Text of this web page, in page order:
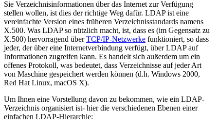
Sie Verzeichnisinformationen über das Internet zur Verfügung
stellen wollen, ist dies der richtige Weg dafür. LDAP ist eine
vereinfachte Version eines früheren Verzeichnisstandards namens
X.500. Was LDAP so nützlich macht, ist, dass es (im Gegensatz zu
X.500) hervorragend überTCP/IP-Netzwerke funktioniert, so dass
jeder, der über eine Internetverbindung verfügt, über LDAP auf
Informationen zugreifen kann. Es handelt sich außerdem um ein
offenes Protokoll, was bedeutet, dass Verzeichnisse auf jeder Art
von Maschine gespeichert werden können (d.h. Windows 2000,
Red Hat Linux, macOS X).
Um Ihnen eine Vorstellung davon zu bekommen, wie ein LDAP-
Verzeichnis organisiert ist- hier die verschiedenen Ebenen einer
einfachen LDAP-Hierarchie: